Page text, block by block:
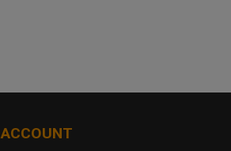
ACCOUNT